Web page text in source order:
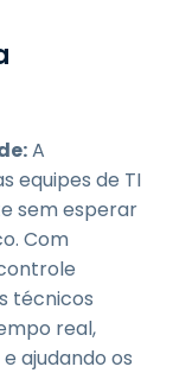
A
equipes de TI
sem esperar
Com
técnicos
real,
ajudando os